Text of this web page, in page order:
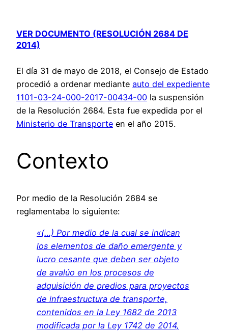
VER DOCUMENTO (RESOLUCIÓN 2684 DE
2014)
El día 31 de mayo de 2018, el Consejo de Estado
procedió a ordenar mediante auto del expediente
1101-03-24-000-2017-00434-00 la suspensión
de la Resolución 2684. Esta fue expedida por el
Ministerio de Transporte en el año 2015.
Contexto
Por medio de la Resolución 2684 se
reglamentaba lo siguiente:
«(…) Por medio de la cual se indican
los elementos de daño emergente y
lucro cesante que deben ser objeto
de avalúo en los procesos de
adquisición de predios para proyectos
de infraestructura de transporte,
contenidos en la Ley 1682 de 2013
modificada por la Ley 1742 de 2014,